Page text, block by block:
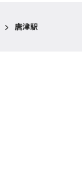
> 唐津駅